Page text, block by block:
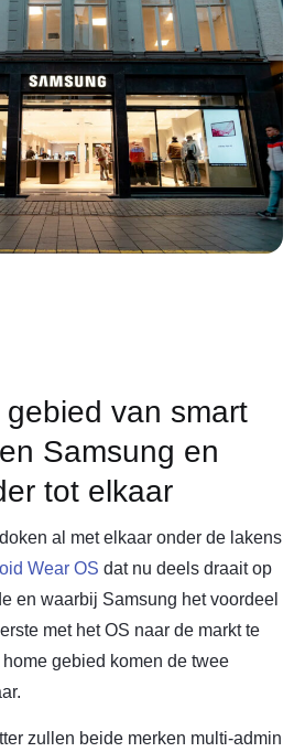
van smart
Samsung en
tot elkaar
al met elkaar onder de lakens
Wear OS dat nu deels draait op
en waarbij Samsung het voordeel
met het OS naar de markt te
gebied komen de twee
zullen beide merken multi-admin